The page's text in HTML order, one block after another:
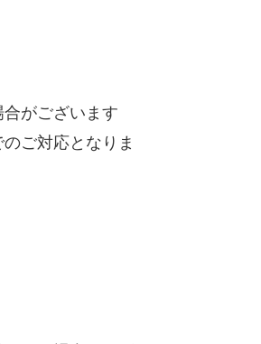
がございます
ご対応となりま